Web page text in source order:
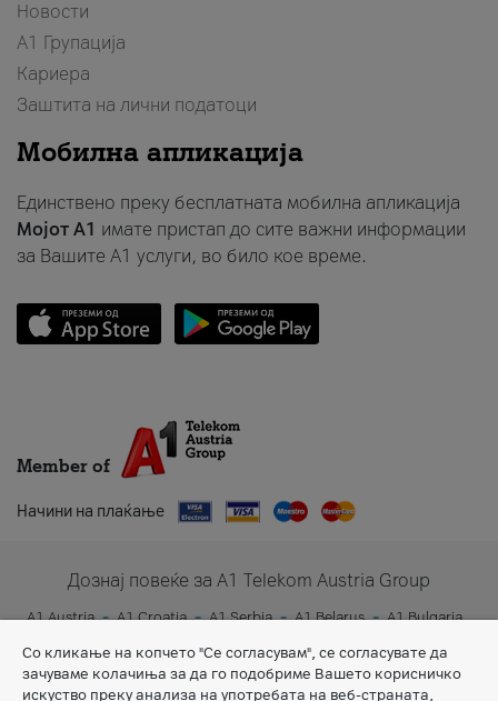
Новости
А1 Групација
Кариера
Заштита на лични податоци
Мобилна апликација
Единствено преку бесплатната мобилна апликација
Мојот A1 имате пристап до сите важни информации
за Вашите A1 услуги, во било кое време.
Member of
Начини на плаќање
Дознај повеќе за A1 Telekom Austria Group
A1 Austria A1 Croatia A1 Serbia A1 Belarus
A1 Bulgaria
Со кликање на копчето "Се согласувам", се согласувате да
зачуваме колачиња за да го подобриме Вашето корисничко
искуство преку анализа на употребата на веб-страната,